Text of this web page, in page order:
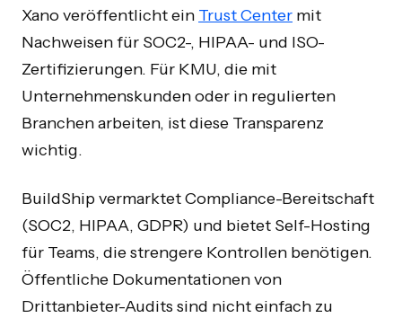
Xano veröffentlicht ein Trust Center mit
Nachweisen für SOC2-, HIPAA- und ISO-
Zertifizierungen. Für KMU, die mit
Unternehmenskunden oder in regulierten
Branchen arbeiten, ist diese Transparenz
wichtig.
BuildShip vermarktet Compliance-Bereitschaft
(SOC2, HIPAA, GDPR) und bietet Self-Hosting
für Teams, die strengere Kontrollen benötigen.
Öffentliche Dokumentationen von
Drittanbieter-Audits sind nicht einfach zu